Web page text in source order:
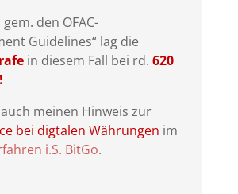
gem. den OFAC-
Guidelines“ lag die
in diesem Fall bei rd. 620
!
auch meinen Hinweis zur
bei digtalen Währungen im
i.S. BitGo.